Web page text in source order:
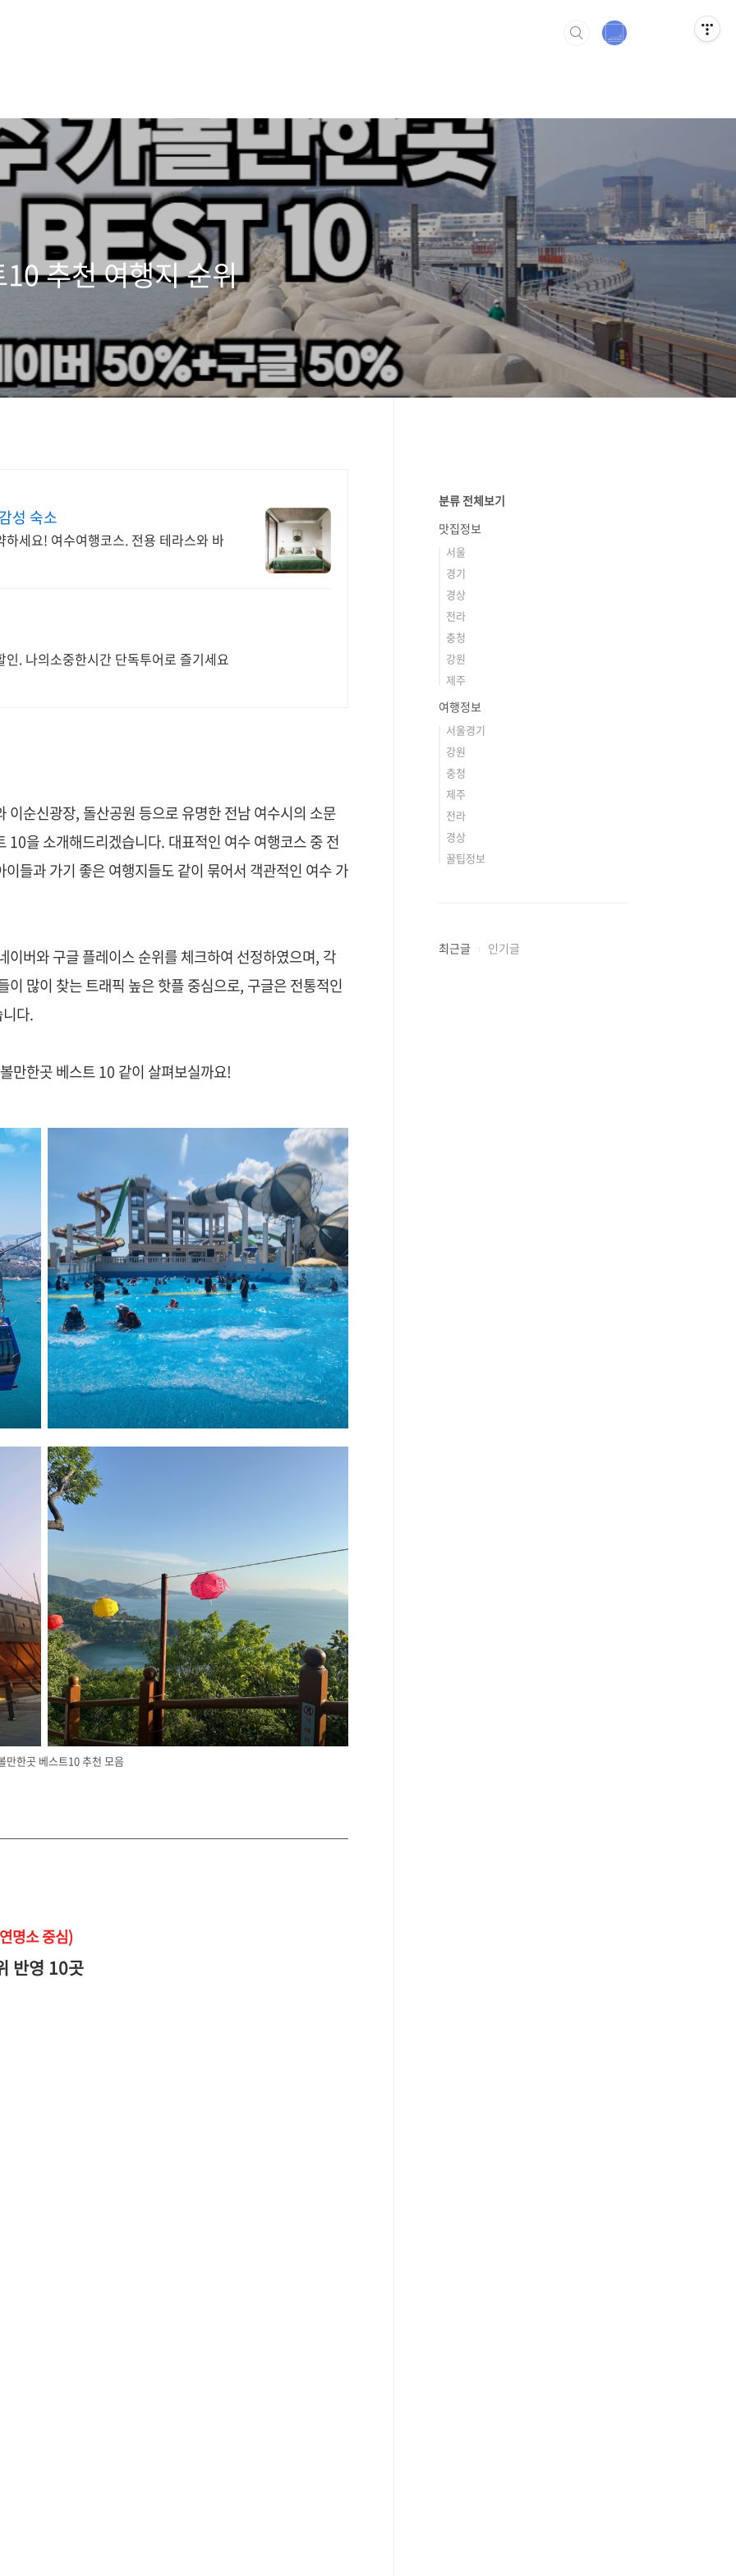
추천 여행지 순위
성 숙소
세요! 여수여행코스. 전용 테라스와 바
. 나의소중한시간 단독투어로 즐기세요
순신광장, 돌산공원 등으로 유명한 전남 여수시의 소문
10을 소개해드리겠습니다. 대표적인 여수 여행코스 중 전
들과 가기 좋은 여행지들도 같이 묶어서 객관적인 여수 가
버와 구글 플레이스 순위를 체크하여 선정하였으며, 각
많이 찾는 트래픽 높은 핫플 중심으로, 구글은 전통적인
다.
만한곳 베스트 10 같이 살펴보실까요!
만한곳 베스트10 추천 모음
명소 중심)
반영 10곳
분류 전체보기
맛집정보
서울
경기
경상
전라
충청
강원
제주
여행정보
서울경기
강원
충청
제주
전라
경상
꿀팁정보
최근글 인기글